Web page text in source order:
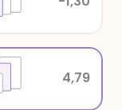
4,79